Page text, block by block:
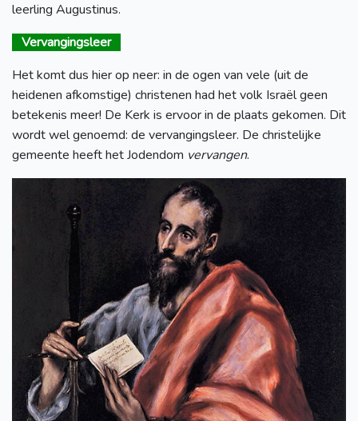
leerling Augustinus.
Vervangingsleer
Het komt dus hier op neer: in de ogen van vele (uit de
heidenen afkomstige) christenen had het volk Israël geen
betekenis meer! De Kerk is ervoor in de plaats gekomen. Dit
wordt wel genoemd: de vervangingsleer. De christelijke
gemeente heeft het Jodendom vervangen.